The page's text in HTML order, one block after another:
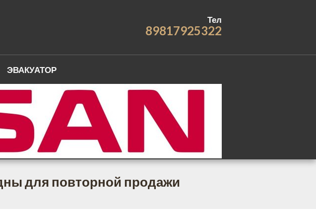
Тел
89817925322
ЭВАКУАТОР
для повторной продажи